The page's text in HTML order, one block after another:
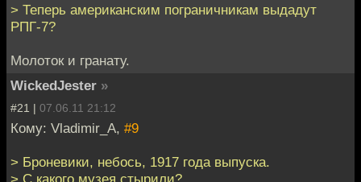
> Теперь американским пограничникам выдадут
РПГ-7?
Молоток и гранату.
WickedJester »
#21 | 07.06.11 21:12
Кому: Vladimir_A, #9
> Броневики, небось, 1917 года выпуска.
> С какого музея стырили?